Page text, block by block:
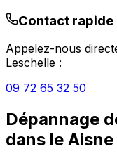
Contact rapide
Appelez-nous
Leschelle :
09 72 65 32 50
Dépannage
dans le Aisne